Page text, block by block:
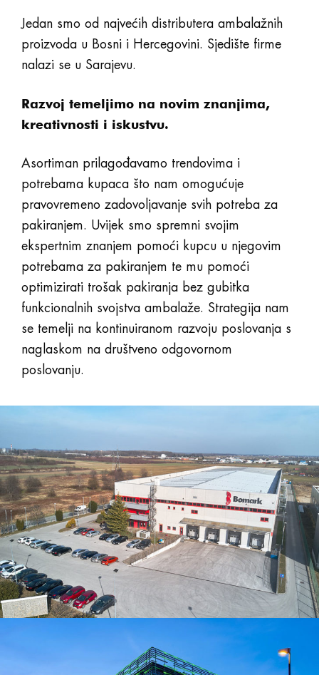
Jedan smo od najvećih distributera ambalažnih
proizvoda u Bosni i Hercegovini. Sjedište firme
nalazi se u Sarajevu.
Razvoj temeljimo na novim znanjima,
kreativnosti i iskustvu.
Asortiman prilagođavamo trendovima i
potrebama kupaca što nam omogućuje
pravovremeno zadovoljavanje svih potreba za
pakiranjem. Uvijek smo spremni svojim
ekspertnim znanjem pomoći kupcu u njegovim
potrebama za pakiranjem te mu pomoći
optimizirati trošak pakiranja bez gubitka
funkcionalnih svojstva ambalaže. Strategija nam
se temelji na kontinuiranom razvoju poslovanja s
naglaskom na društveno odgovornom
poslovanju.